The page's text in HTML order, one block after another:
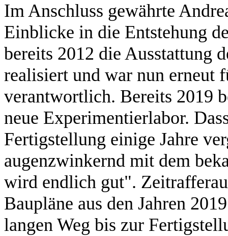
Im Anschluss gewährte
Einblicke in die Entstehung
bereits 2012 die Ausstattung
realisiert und war nun erneut
verantwortlich. Bereits 2019
neue Experimentierlabor.
Fertigstellung einige Jahre
augenzwinkernd mit dem
wird endlich gut".
Baupläne aus den Jahren
langen Weg bis zur